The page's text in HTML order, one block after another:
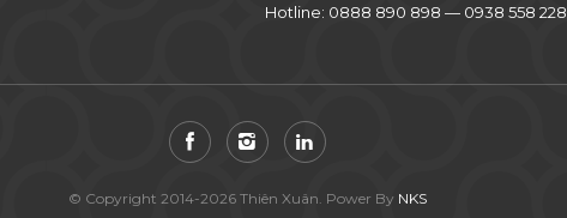
Hotline: 0888 890 898 — 0938 558 228
© Copyright 2014-2026 Thiên Xuân. Power By NKS